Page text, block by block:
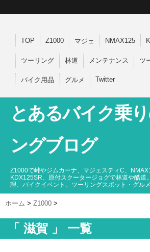
TOP Z1000 マジェ NMAX125
ツーリング 林道 メンテナンス ツ
バイク用品 グルメ Twitter
とあるバイク乗
ングブログ
Z1000で峠やジムカーナ、マジェスティC、
KDX125SR、原付スクータージョグで林道や酷道
理、バイクイベント、ツーリングスポット・グル
ホーム > Z1000 >
「 滋賀 」 一覧